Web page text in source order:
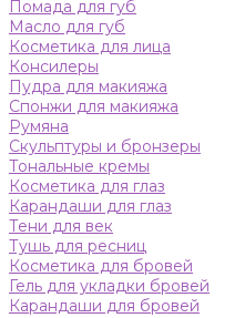
Помада для губ
Масло для губ
Косметика для лица
Консилеры
Пудра для макияжа
Спонжи для макияжа
Румяна
Скульптуры и бронзеры
Тональные кремы
Косметика для глаз
Карандаши для глаз
Тени для век
Тушь для ресниц
Косметика для бровей
Гель для укладки бровей
Карандаши для бровей